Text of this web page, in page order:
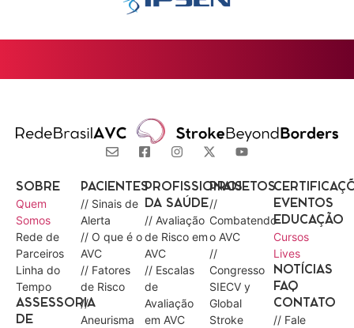
SOBRE
Quem
Somos
Rede de
Parceiros
Linha do
Tempo
ASSESSORIA
DE
PACIENTES
// Sinais de
Alerta
// O que é o
AVC
// Fatores
de Risco
//
Aneurisma
PROFISSIONAIS
DA SAÚDE
// Avaliação
de Risco em
AVC
// Escalas
de
Avaliação
em AVC
PROJETOS
//
Combatendo
o AVC
//
Congresso
SIECV y
Global
Stroke
EVENTOS
EDUCAÇÃO
Cursos
Lives
NOTÍCIAS
FAQ
CONTATO
// Fale